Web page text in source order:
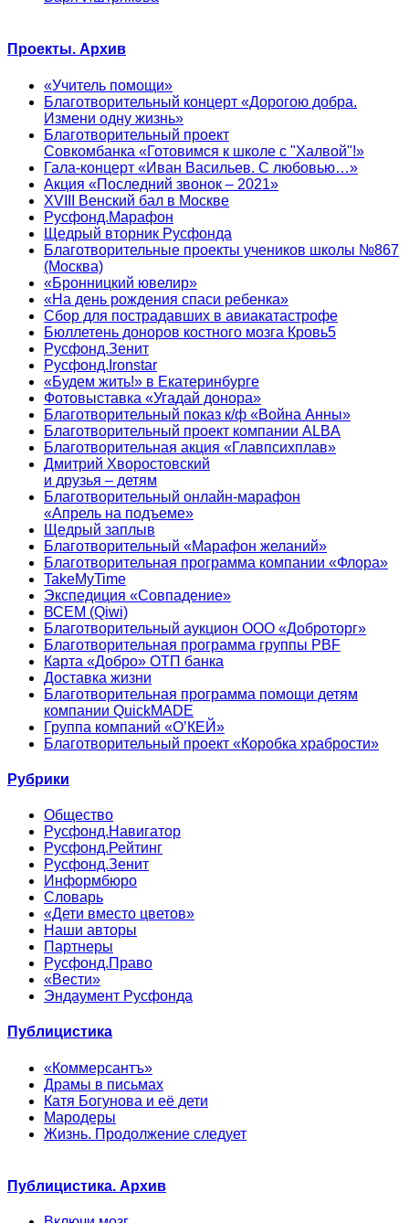
Проекты. Архив
«Учитель помощи»
Благотворительный концерт «Дорогою добра.
Измени одну жизнь»
Благотворительный проект
Совкомбанка «Готовимся к школе с "Халвой"!»
Гала-концерт «Иван Васильев. С любовью…»
Акция «Последний звонок – 2021»
XVIII Венский бал в Москве
Русфонд.Марафон
Щедрый вторник Русфонда
Благотворительные проекты учеников школы №867
(Москва)
«Бронницкий ювелир»
«На день рождения спаси ребенка»
Сбор для пострадавших в авиакатастрофе
Бюллетень доноров костного мозга Кровь5
Русфонд.Зенит
Русфонд.Ironstar
«Будем жить!» в Екатеринбурге
Фотовыставка «Угадай донора»
Благотворительный показ к/ф «Война Анны»
Благотворительный проект компании ALBA
Благотворительная акция «Главпсихплав»
Дмитрий Хворостовский
и друзья – детям
Благотворительный онлайн‑марафон
«Апрель на подъеме»
Щедрый заплыв
Благотворительный «Марафон желаний»
Благотворительная программа компании «Флора»
TakeMyTime
Экспедиция «Совпадение»
ВСЕМ (Qiwi)
Благотворительный аукцион ООО «Доброторг»
Благотворительная программа группы PBF
Карта «Добро» ОТП банка
Доставка жизни
Благотворительная программа помощи детям
компании QuickMADE
Группа компаний «О’КЕЙ»
Благотворительный проект «Коробка храбрости»
Рубрики
Общество
Русфонд.Навигатор
Русфонд.Рейтинг
Русфонд.Зенит
Информбюро
Словарь
«Дети вместо цветов»
Наши авторы
Партнеры
Русфонд.Право
«Вести»
Эндаумент Русфонда
Публицистика
«Коммерсантъ»
Драмы в письмах
Катя Богунова и её дети
Мародеры
Жизнь. Продолжение следует
Публицистика. Архив